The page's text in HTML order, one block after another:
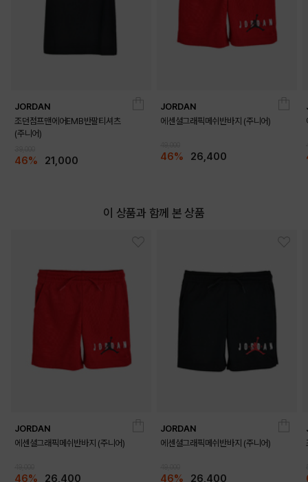
JORDAN
조던점프맨에어EMB반팔티셔츠
(주니어)
46% 21,000
JORDAN
에센셜그래픽메쉬반바지 (주니어)
46% 26,400
이 상품과 함께 본 상품
JORDAN
에센셜그래픽메쉬반바지 (주니어)
46% 26,400
JORDAN
에센셜그래픽메쉬반바지 (주니어)
46% 26,400